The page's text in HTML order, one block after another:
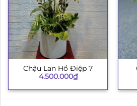
Chậu Lan Hồ Điệp 7
4.500.000₫